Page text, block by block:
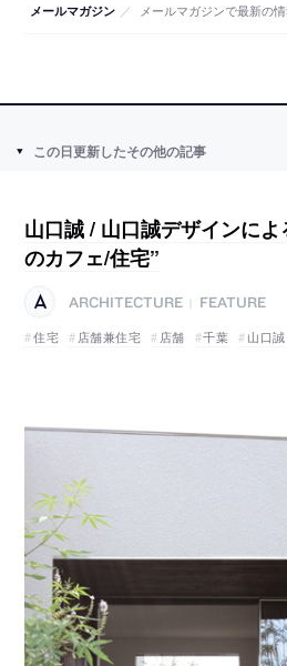
メールマガジン ／ メールマガジンで最新の
この日更新したその他の記事
山口誠 / 山口誠デザインによ
のカフェ/住宅”
ARCHITECTURE
FEATURE
住宅
店舗兼住宅 店舗 千葉 山口誠